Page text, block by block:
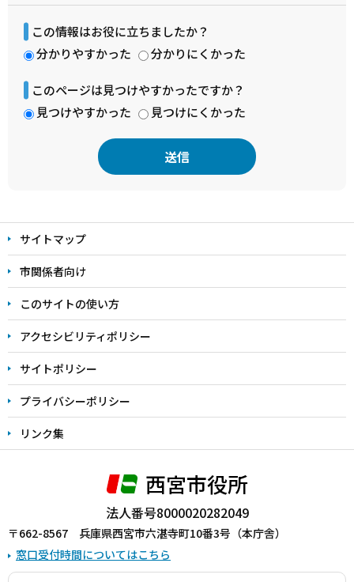
この情報はお役に立ちましたか？
分かりやすかった
分かりにくかった
このページは見つけやすかったですか？
見つけやすかった
見つけにくかった
文
こ
こ
ま
で
サイトマップ
市関係者向け
このサイトの使い方
アクセシビリティポリシー
サイトポリシー
プライバシーポリシー
リンク集
西宮市役所
法人番号8000020282049
〒662-8567 兵庫県西宮市六湛寺町10番3号（本庁舎）
窓口受付時間についてはこちら